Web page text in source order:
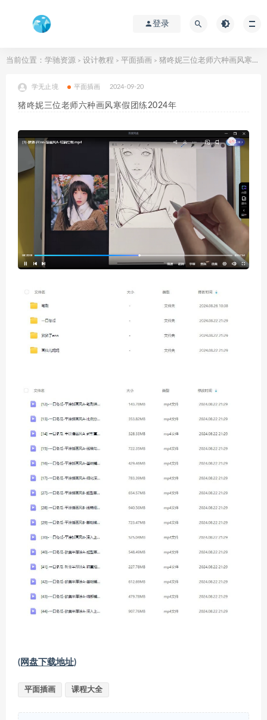
登录
当前位置： 学驰资源 > 设计教程 > 平面插画 > 猪咚妮三位老师六种画风寒假团练2024年
学无止境 平面插画 2024-09-20
猪咚妮三位老师六种画风寒假团练2024年
(网盘下载地址)
平面插画 课程大全